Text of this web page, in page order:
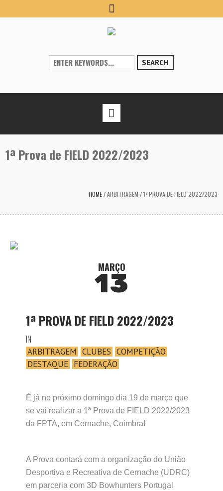
SEARCH
1ª Prova de FIELD 2022/2023
HOME/ARBITRAGEM /1ª PROVA DE FIELD 2022/2023
MARÇO
13
1ª PROVA DE FIELD 2022/2023
IN
ARBITRAGEM CLUBES COMPETIÇÃO
DESTAQUE FEDERAÇÃO
É já no próximo domingo dia 19 de março que
se vai realizar a 1ª Prova de FIELD 2022/2023
da FPTA, em Cernache, Coimbra!
A Prova contará com a organização do União
Desportiva e Recreativa de Cernache (UDRC)
em parceria com 3D Bowhunters Portugal